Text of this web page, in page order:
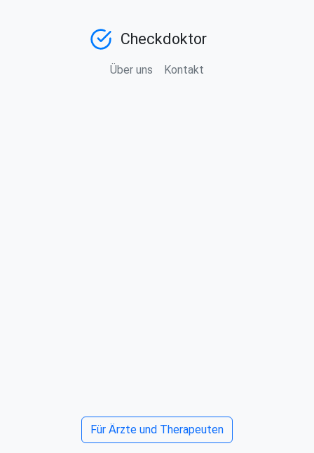
Checkdoktor
Über uns Kontakt
Für Ärzte und Therapeuten